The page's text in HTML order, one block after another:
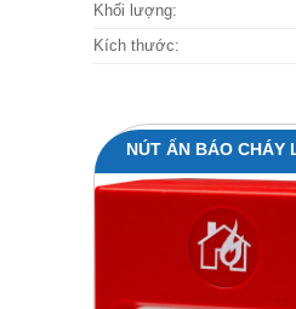
Khối lượng:
Kích thước:
NÚT ẤN BÁO CHÁY
SENSOMAG